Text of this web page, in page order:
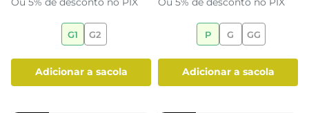
G1 G2
adicionar a sacola
P G GG
adicionar a sacola